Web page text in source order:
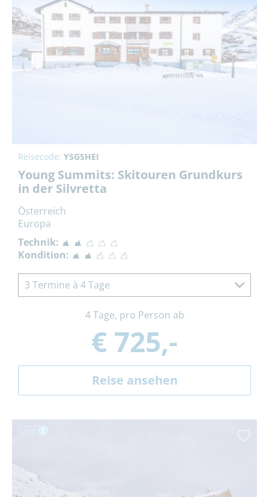
Reisecode: YSGSHEI
Young Summits: Skitouren Grundkurs
in der Silvretta
Österreich
Europa
Technik:
Kondition:
3 Termine à 4 Tage
4 Tage, pro Person ab
€ 725,-
Reise ansehen